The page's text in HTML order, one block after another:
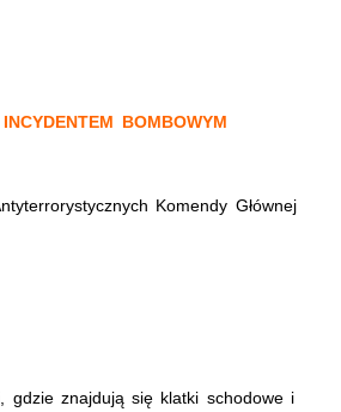
BOMBOWYM
Komendy Głównej
gdzie znajdują się klatki schodowe i